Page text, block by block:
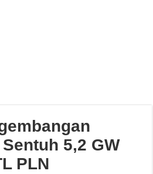
5,2 GW
PLN